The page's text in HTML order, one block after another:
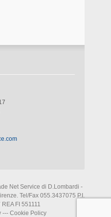
Net Service di D.Lombardi -
Tel/Fax 055.3437075 P.I.
FI 551111
--- Cookie Policy